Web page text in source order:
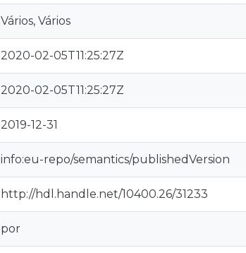
Vários, Vários
2020-02-05T11:25:27Z
2020-02-05T11:25:27Z
2019-12-31
info:eu-repo/semantics/publishedVersion
http://hdl.handle.net/10400.26/31233
por